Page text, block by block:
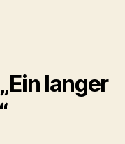
langer